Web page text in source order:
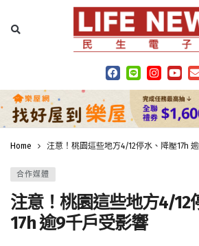
Home 注意！桃園這些地方4/12停水、降壓17h
合作媒體
注意！桃園這些地方4/12
17h 逾9千戶受影響